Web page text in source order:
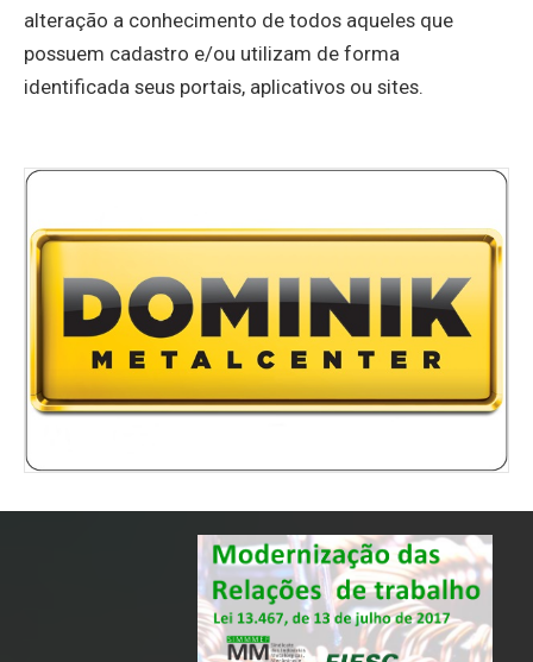
alteração a conhecimento de todos aqueles que
possuem cadastro e/ou utilizam de forma
identificada seus portais, aplicativos ou sites.